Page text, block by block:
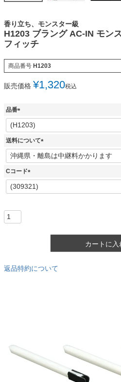
香り立ち、モンスター級
H1203 ブラング AC-IN モン
フィッチ
商品番号 H1203
販売価格 ¥1,320税込
品番
(
必
須
送料について
(
必
Cコード
(
必
カートに入
返品特約について